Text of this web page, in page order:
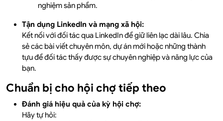
nghiệm sản phẩm.
Tận dụng LinkedIn và mạng xã hội:
Kết nối với đối tác qua LinkedIn để giữ liên lạc dài lâu. Chia
sẻ các bài viết chuyên môn, dự án mới hoặc những thành
tựu để đối tác thấy được sự chuyên nghiệp và năng lực của
bạn.
Chuẩn bị cho hội chợ tiếp theo
Đánh giá hiệu quả của kỳ hội chợ:
Hãy tự hỏi: